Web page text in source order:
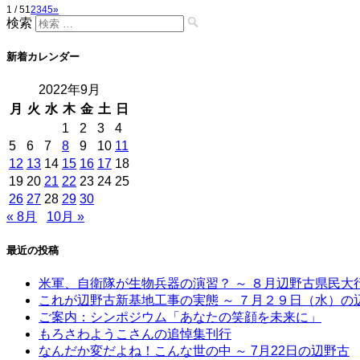
1 / 51 2345»
検索
新着カレンダー
2022年9月
月
火 水 木 金 土
日
1
2 3
4
5
6 7 8 9 10 11
12 13 14 15 16 17 18
19 20 21 22 23 24 25
26 27 28 29 30
« 8月
10月 »
最近の投稿
米軍、自衛隊が生物兵器の演習？ ～ ８月辺野古県民
これが辺野古新基地工事の実態 ～ ７月２９日（水）の
ご案内：シンポジウム「あなたの笑顔を未来に」
もろさわようこさんの追悼集刊行
なんだか変だよね！こんな世の中 ～ 7月22日の辺野古